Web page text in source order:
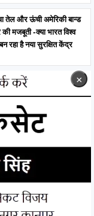
तेल और ऊंची अमेरिकी बान्ड
मजबूती -क्या भारत विश्व
रहा है नया सुरक्षित केंद्र
×